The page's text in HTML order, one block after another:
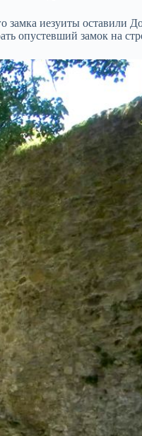
замка иезуиты оставили
опустевший замок на